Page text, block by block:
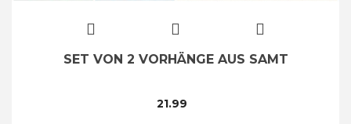
SET VON 2 VORHÄNGE AUS SAMT
21.99